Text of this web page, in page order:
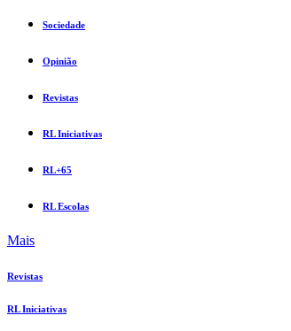
Sociedade
Opinião
Revistas
RL Iniciativas
RL+65
RL Escolas
Mais
Revistas
RL Iniciativas